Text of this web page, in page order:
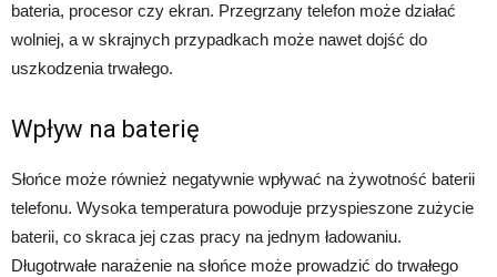
bateria, procesor czy ekran. Przegrzany telefon może działać
wolniej, a w skrajnych przypadkach może nawet dojść do
uszkodzenia trwałego.
Wpływ na baterię
Słońce może również negatywnie wpływać na żywotność baterii
telefonu. Wysoka temperatura powoduje przyspieszone zużycie
baterii, co skraca jej czas pracy na jednym ładowaniu.
Długotrwałe narażenie na słońce może prowadzić do trwałego